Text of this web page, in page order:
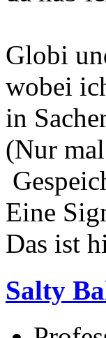
Globi
wobei
in
(Nur
Eine
Das ist
Salty